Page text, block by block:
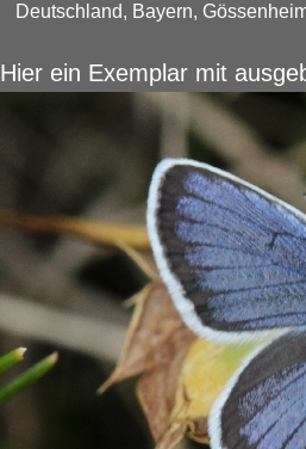
Deutschland, Bayern,
Hier ein Exemplar mit